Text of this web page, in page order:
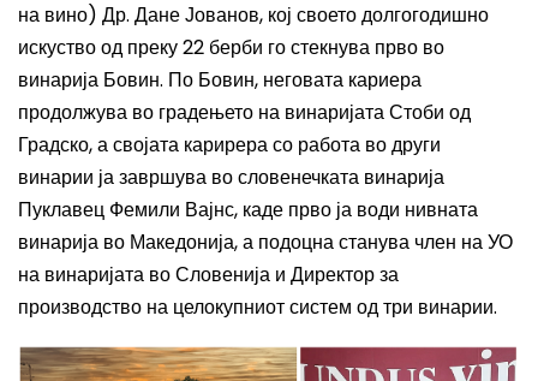
на вино) Др. Дане Јованов, кој своето долгогодишно
искуство од преку 22 берби го стекнува прво во
винарија Бовин. По Бовин, неговата кариера
продолжува во градењето на винаријатаСтоби од
Градско, а својата карирера со работа во други
винарии ја завршува во словенечката винарија
Пуклавец Фемили Вајнс, каде прво ја води нивната
винарија во Македонија, а подоцна станува член на УО
на винаријата во Словенија и Директор за
производство на целокупниот систем од три винарии.